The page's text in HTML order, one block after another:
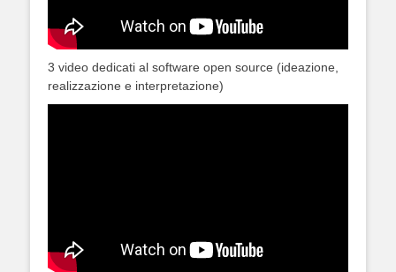
3 video dedicati al software open source (ideazione,
realizzazione e interpretazione)